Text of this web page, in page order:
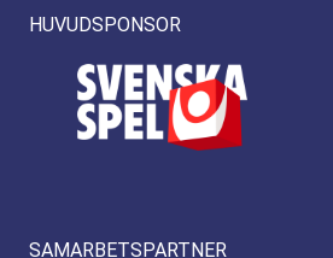
HUVUDSPONSOR
SAMARBETSPARTNER